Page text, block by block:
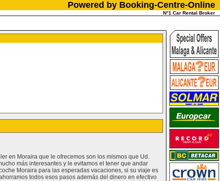
Powered by Booking-Centre-Online
N°1 Car Rental Broker
en Moraira que le ofrecemos son los mismos que Ud.
más interesantes y le evitamos el tener que andar
Moraira para las esperadas vacaciones, si su viaje es
todos esos pasos además del dinero en efectivo